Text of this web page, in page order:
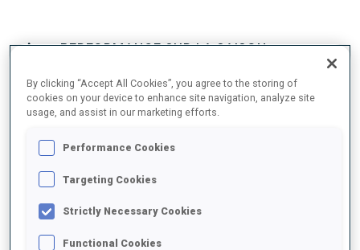
PERFORMANCE SUR LA SAISON
MOYENNE DE PERFORMANCE
By clicking “Accept All Cookies”, you agree to the storing of
cookies on your device to enhance site navigation, analyze site
usage, and assist in our marketing efforts.
Performance Cookies
Targeting Cookies
Strictly Necessary Cookies
Functional Cookies